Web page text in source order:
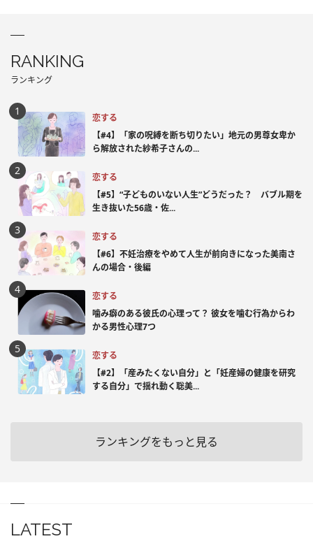
RANKING
ランキング
恋する
【#4】「家の呪縛を断ち切りたい」地元の男尊女卑か
ら解放された紗希子さんの...
恋する
【#5】“子どものいない人生”どうだった？ バブル期を
生き抜いた56歳・佐...
恋する
【#6】不妊治療をやめて人生が前向きになった美南さ
んの場合・後編
恋する
噛み癖のある彼氏の心理って？ 彼女を噛む行為からわ
かる男性心理7つ
恋する
【#2】「産みたくない自分」と「妊産婦の健康を研究
する自分」で揺れ動く聡美...
ランキングをもっと見る
LATEST